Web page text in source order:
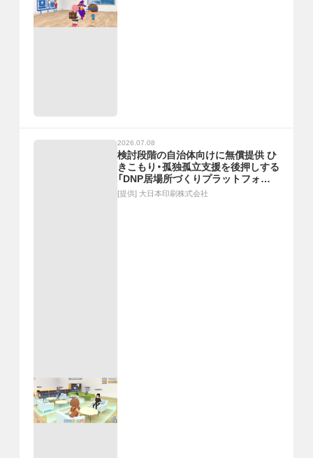
2026.07.08
検討段階の自治体向けに無償提供 ひ
きこもり・孤独孤立支援を後押しする
「DNP居場所づくりプラットフォー
ム」 ― 先着5自治体のトライアル実
[提供] 大日本印刷株式会社